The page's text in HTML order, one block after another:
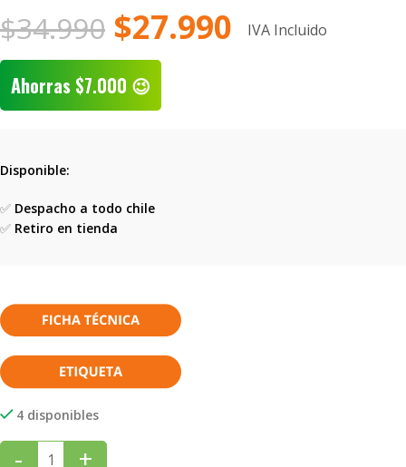
$34.990 $27.990 IVA Incluido
Ahorras $7.000 😉
Disponible:
✅ Despacho a todo chile
✅ Retiro en tienda
4 disponibles
- +